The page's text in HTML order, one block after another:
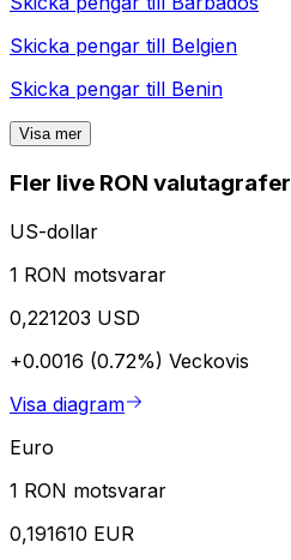
Skicka pengar till Belgien
Skicka pengar till Benin
Visa mer
Fler live RON valutagrafer
US-dollar
1 RON motsvarar
0,221203 USD
+0.0016 (0.72%) Veckovis
Visa diagram
Euro
1 RON motsvarar
0,191610 EUR